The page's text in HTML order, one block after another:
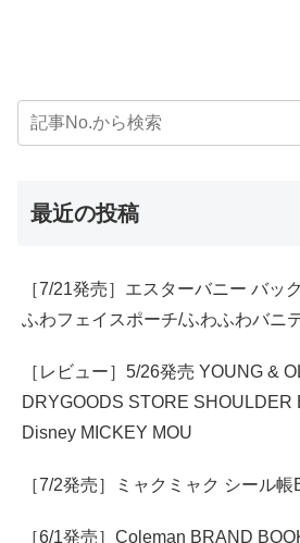
最近の投稿
［7/21発売］エスターバニー バッ
ふわフェイスポーチ/ふわふわバニ
［レビュー］5/26発売 YOUNG &
DRYGOODS STORE SHOULDER
Disney MICKEY MOU
［7/2発売］ミャクミャク シール帳
［6/1発売］Coleman BRAND